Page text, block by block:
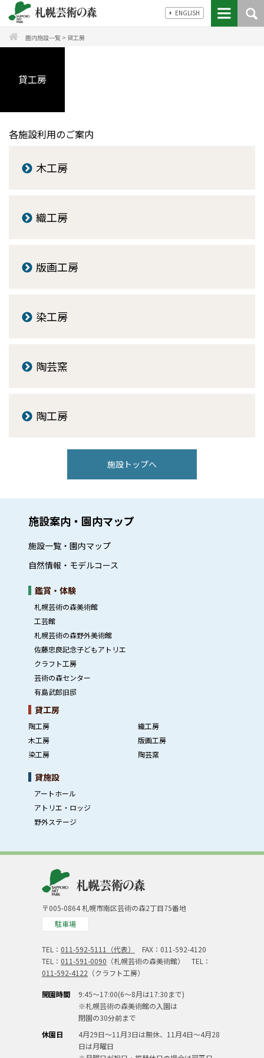
ENGLISH
園内施設一覧 > 貸工房
貸工房
各施設利用のご案内
木工房
織工房
版画工房
染工房
陶芸窯
陶工房
施設トップへ
施設案内・園内マップ
施設一覧・園内マップ
自然情報・モデルコース
鑑賞・体験
札幌芸術の森美術館
工芸館
札幌芸術の森野外美術館
佐藤忠良記念子どもアトリエ
クラフト工房
芸術の森センター
有島武郎旧邸
貸工房
陶工房
織工房
木工房
版画工房
染工房
陶芸窯
貸施設
アートホール
アトリエ・ロッジ
野外ステージ
〒005-0864 札幌市南区芸術の森2丁目75番地
駐車場
TEL： 011-592-5111（代表）
FAX：011-592-4120
TEL： 011-591-0090 （札幌芸術の森美術館） TEL：
011-592-4122 （クラフト工房）
開園時間
9:45～17:00(6～8月は17:30まで)
※札幌芸術の森美術館の入園は
閉園の30分前まで
休園日
4月29日～11月3日は無休、11月4日～4月28
日は月曜日